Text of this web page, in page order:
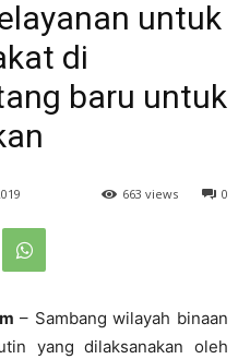
untuk
di
baru untuk
0
663 views
– Sambang wilayah binaan
yang dilaksanakan oleh